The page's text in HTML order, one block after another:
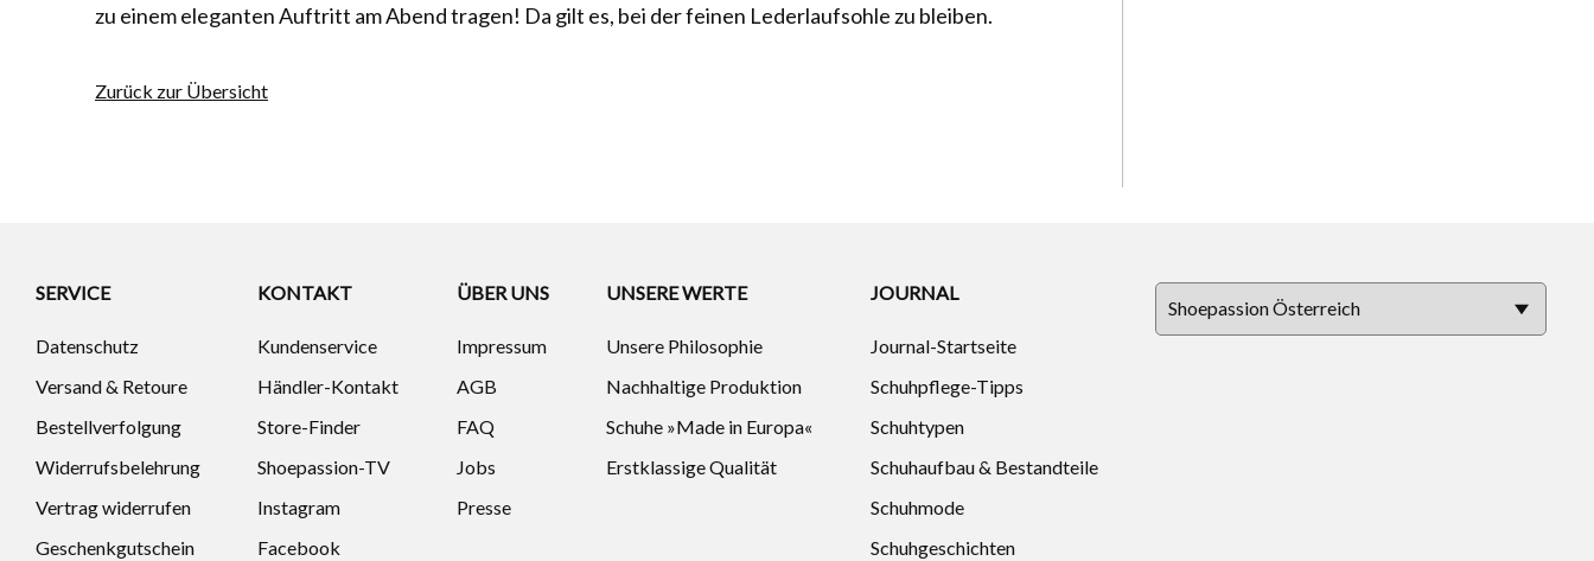
zu einem eleganten Auftritt am Abend tragen! Da gilt es, bei der feinen Lederlaufsohle zu bleiben.
Zurück zur Übersicht
SERVICE
Datenschutz
Versand & Retoure
Bestellverfolgung
Widerrufsbelehrung
Vertrag widerrufen
Geschenkgutschein
KONTAKT
Kundenservice
Händler-Kontakt
Store-Finder
Shoepassion-TV
Instagram
Facebook
ÜBER UNS
Impressum
AGB
FAQ
Jobs
Presse
UNSERE WERTE
Unsere Philosophie
Nachhaltige Produktion
Schuhe »Made in Europa«
Erstklassige Qualität
JOURNAL
Journal-Startseite
Schuhpflege-Tipps
Schuhtypen
Schuhaufbau & Bestandteile
Schuhmode
Schuhgeschichten